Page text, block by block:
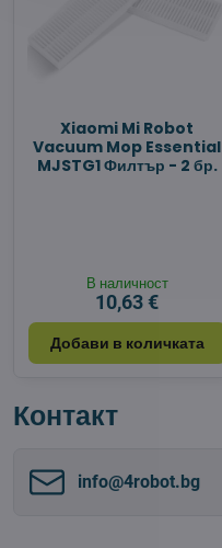
Xiaomi Mi Robot
Vacuum Mop Essential
MJSTG1 Филтър - 2 бр.
В наличност
10,63 €
Добави в количката
Контакт
info​@4robot​.bg